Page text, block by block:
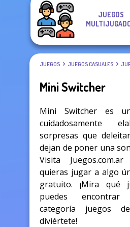
JUEGOS
JUEGOS JUEGOS CASUALES
Mini Switcher
Mini Switcher es
cuidadosamente
sorpresas que
dejan de poner una
Visita
quieras jugar a algo
gratuito. ¡Mira qué
puedes
categoría juegos
diviértete!